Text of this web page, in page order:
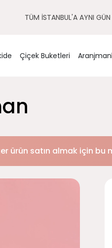
TÜM İSTANBUL'A AYNI
Çiçek Buketleri
ürün satın almak için bu